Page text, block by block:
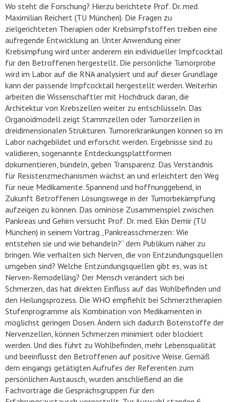
Wo steht die Forschung? Hierzu berichtete Prof. Dr. med.
Maximilian Reichert (TU München). Die Fragen zu
zielgerichteten Therapien oder Krebsimpfstoffen treiben eine
aufregende Entwicklung an. Unter Anwendung einer
Krebsimpfung wird unter anderem ein individueller Impfcocktail
für den Betroffenen hergestellt. Die persönliche Tumorprobe
wird im Labor auf die RNA analysiert und auf dieser Grundlage
kann der passende Impfcocktail hergestellt werden. Weiterhin
arbeiten die Wissenschaftler mit Hochdruck daran, die
Architektur von Krebszellen weiter zu entschlüsseln. Das
Organoidmodell zeigt Stammzellen oder Tumorzellen in
dreidimensionalen Strukturen. Tumorerkrankungen können so im
Labor nachgebildet und erforscht werden. Ergebnisse sind zu
validieren, sogenannte Entdeckungsplattformen
dokumentieren, bündeln, geben Transparenz. Das Verständnis
für Resistenzmechanismen wächst an und erleichtert den Weg
für neue Medikamente. Spannend und hoffnunggebend, in
Zukunft Betroffenen Lösungswege in der Tumorbekämpfung
aufzeigen zu können. Das ominöse Zusammenspiel zwischen
Pankreas und Gehirn versucht Prof. Dr. med. Ekin Demir (TU
München) in seinem Vortrag „Pankreasschmerzen: Wie
entstehen sie und wie behandeln?“ dem Publikum näher zu
bringen. Wie verhalten sich Nerven, die von Entzündungsquellen
umgeben sind? Welche Entzündungsquellen gibt es, was ist
Nerven-Remodelling? Der Mensch verändert sich bei
Schmerzen, das hat direkten Einfluss auf das Wohlbefinden und
den Heilungsprozess. Die WHO empfiehlt bei Schmerztherapien
Stufenprogramme als Kombination von Medikamenten in
möglichst geringen Dosen. Ändern sich dadurch Botenstoffe der
Nervenzellen, können Schmerzen minimiert oder blockiert
werden. Und dies führt zu Wohlbefinden, mehr Lebensqualität
und beeinflusst den Betroffenen auf positive Weise. Gemäß
dem eingangs getätigten Aufrufes der Referenten zum
persönlichen Austausch, wurden anschließend an die
Fachvorträge die Gesprächsgruppen für den